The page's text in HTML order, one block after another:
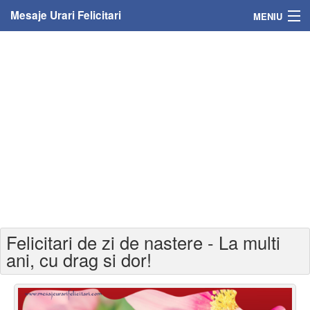
Mesaje Urari Felicitari MENIU
Felicitari varsta
Felicitari zilele anului
Felicitari de zi de nastere - La multi
ani, cu drag si dor!